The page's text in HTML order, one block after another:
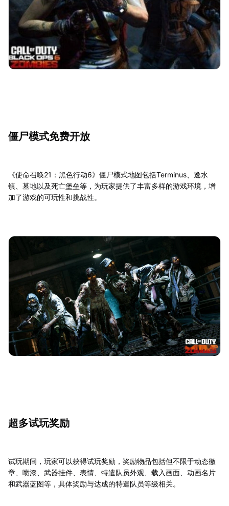
僵尸模式免费开放
《使命召唤21：黑色行动6》僵尸模式地图包括Terminus、逸水
镇、墓地以及死亡堡垒等，为玩家提供了丰富多样的游戏环境，增
加了游戏的可玩性和挑战性。
超多试玩奖励
试玩期间，玩家可以获得试玩奖励，奖励物品包括但不限于动态徽
章、喷漆、武器挂件、表情、特遣队员外观、载入画面、动画名片
和武器蓝图等，具体奖励与达成的特遣队员等级相关。